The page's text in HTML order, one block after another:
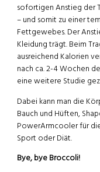
sofortigen Anstieg der
– und somit zu einer
Fettgewebes. Der
Kleidung trägt. Beim
ausreichend Kalorien
nach ca. 2-4 Wochen
eine weitere Studie
Dabei kann man die
Bauch und Hüften,
PowerArmcooler für
Sport oder Diät.
Bye, bye Broccoli!